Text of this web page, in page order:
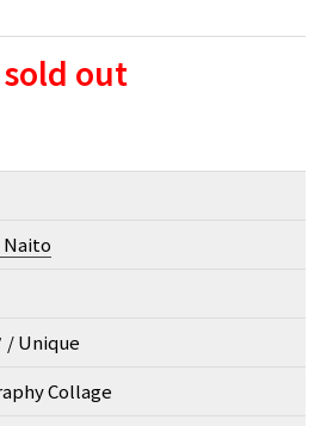
sold out
Naito
/ Unique
Collage